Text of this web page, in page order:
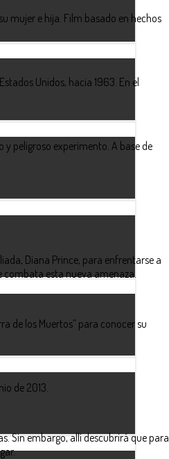
mujer e hija. Film basado en hechos
Unidos, hacia 1963. En el
peligroso experimento. A base de
Diana Prince, para enfrentarse a
esta nueva amenaza.
de los Muertos” para conocer su
de 2013.
Sin embargo, allí descubrirá que para